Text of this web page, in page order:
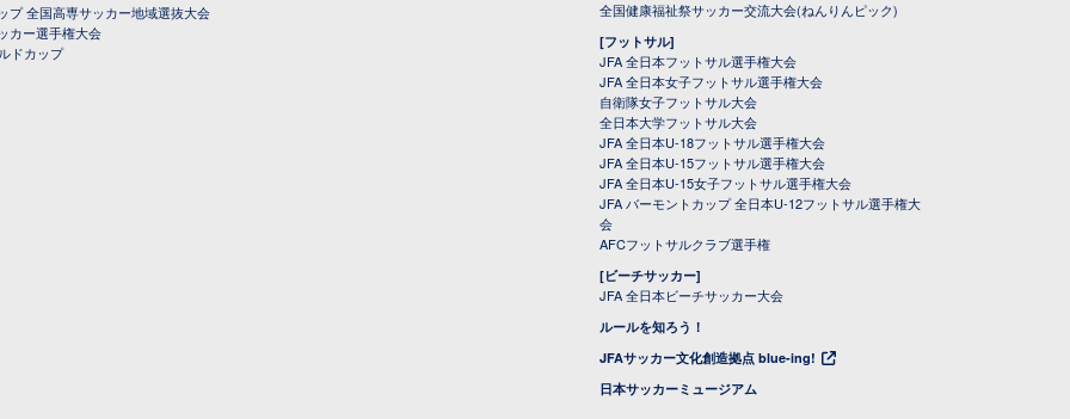
プ 全国高専サッカー地域選抜大会
カー選手権大会
ドカップ
全国健康福祉祭サッカー交流大会(ねんりんピック)
[フットサル]
JFA 全日本フットサル選手権大会
JFA 全日本女子フットサル選手権大会
自衛隊女子フットサル大会
全日本大学フットサル大会
JFA 全日本U-18フットサル選手権大会
JFA 全日本U-15フットサル選手権大会
JFA 全日本U-15女子フットサル選手権大会
JFA バーモントカップ 全日本U-12フットサル選手権大
会
AFCフットサルクラブ選手権
[ビーチサッカー]
JFA 全日本ビーチサッカー大会
ルールを知ろう！
JFAサッカー文化創造拠点 blue-ing!
日本サッカーミュージアム